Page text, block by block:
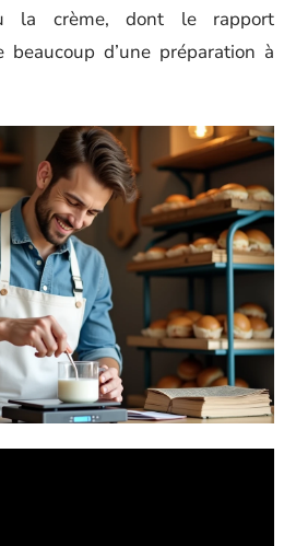
la crème, dont le rapport
beaucoup d’une préparation à